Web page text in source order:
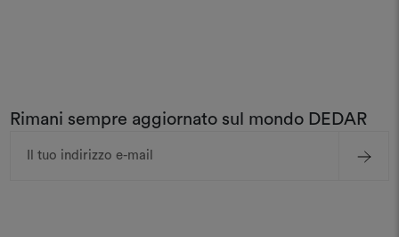
Rimani sempre aggiornato sul mondo DEDAR